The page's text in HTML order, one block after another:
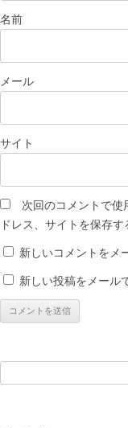
名前
メール
サイト
次回のコメントで使
ドレス、サイトを保存す
新しいコメントをメ
新しい投稿をメール